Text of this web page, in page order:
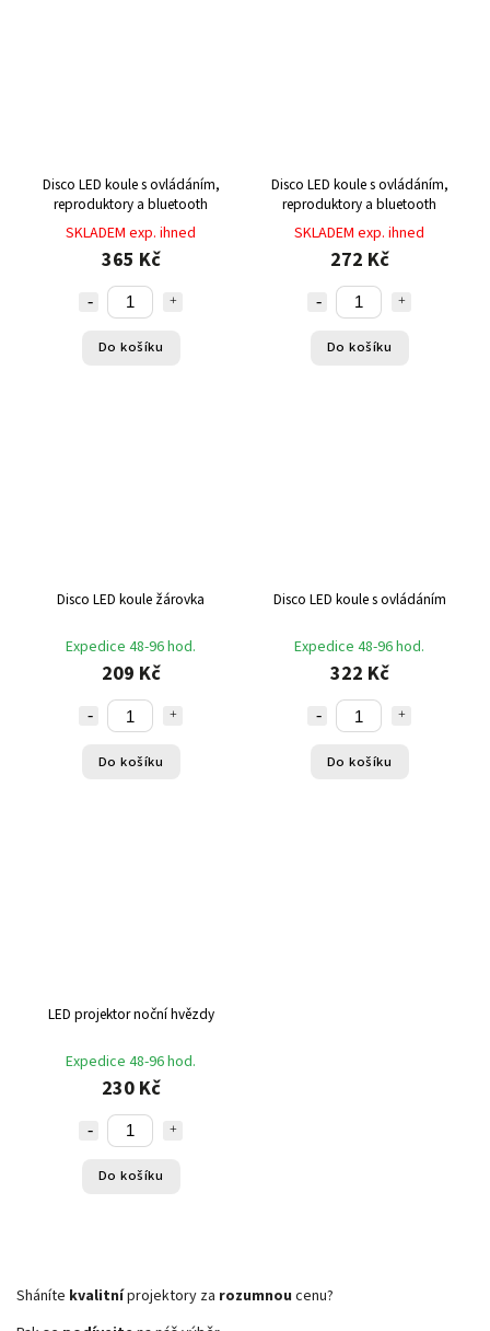
Disco LED koule s ovládáním,
reproduktory a bluetooth
SKLADEM exp. ihned
365 Kč
Do košíku
Disco LED koule s ovládáním,
reproduktory a bluetooth
SKLADEM exp. ihned
272 Kč
Do košíku
Disco LED koule žárovka
Expedice 48-96 hod.
209 Kč
Do košíku
Disco LED koule s ovládáním
Expedice 48-96 hod.
322 Kč
Do košíku
LED projektor noční hvězdy
Expedice 48-96 hod.
230 Kč
Do košíku
Sháníte kvalitníprojektory za rozumnou cenu?